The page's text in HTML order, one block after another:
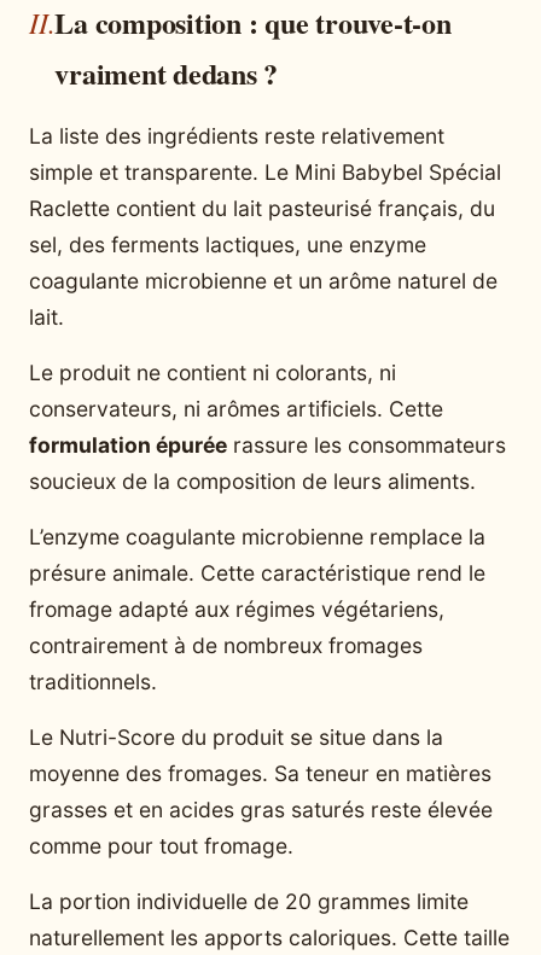
La composition : que trouve-t-on
vraiment dedans ?
La liste des ingrédients reste relativement
simple et transparente. Le Mini Babybel Spécial
Raclette contient du lait pasteurisé français, du
sel, des ferments lactiques, une enzyme
coagulante microbienne et un arôme naturel de
lait.
Le produit ne contient ni colorants, ni
conservateurs, ni arômes artificiels. Cette
formulation épurée rassure les consommateurs
soucieux de la composition de leurs aliments.
L’enzyme coagulante microbienne remplace la
présure animale. Cette caractéristique rend le
fromage adapté aux régimes végétariens,
contrairement à de nombreux fromages
traditionnels.
Le Nutri-Score du produit se situe dans la
moyenne des fromages. Sa teneur en matières
grasses et en acides gras saturés reste élevée
comme pour tout fromage.
La portion individuelle de 20 grammes limite
naturellement les apports caloriques. Cette taille